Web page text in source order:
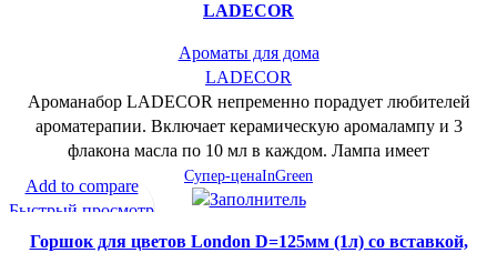
LADECOR
Ароматы для дома
LADECOR
Ароманабор LADECOR непременно порадует любителей
ароматерапии. Включает керамическую аромалампу и 3
флакона масла по 10 мл в каждом. Лампа имеет
Супер-ценаInGreen
Add to compare
Быстрый просмотр
В желаемое
Горшок для цветов London D=125мм (1л) со вставкой,